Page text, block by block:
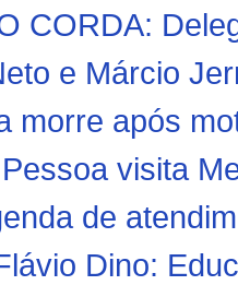
CORDA:
e Márcio
morre após
visita
de
Dino: